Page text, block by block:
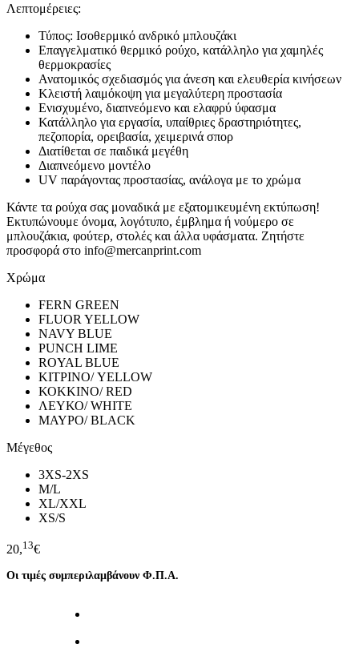
Λεπτομέρειες:
Τύπος: Ισοθερμικό ανδρικό μπλουζάκι
Επαγγελματικό θερμικό ρούχο, κατάλληλο για χαμηλές
θερμοκρασίες
Ανατομικός σχεδιασμός για άνεση και ελευθερία κινήσεων
Κλειστή λαιμόκοψη για μεγαλύτερη προστασία
Ενισχυμένο, διαπνεόμενο και ελαφρύ ύφασμα
Κατάλληλο για εργασία, υπαίθριες δραστηριότητες,
πεζοπορία, ορειβασία, χειμερινά σπορ
Διατίθεται σε παιδικά μεγέθη
Διαπνεόμενο μοντέλο
UV παράγοντας προστασίας, ανάλογα με το χρώμα
Κάντε τα ρούχα σας μοναδικά με εξατομικευμένη εκτύπωση!
Εκτυπώνουμε όνομα, λογότυπο, έμβλημα ή νούμερο σε
μπλουζάκια, φούτερ, στολές και άλλα υφάσματα. Ζητήστε
προσφορά στο info@mercanprint.com
Χρώμα
FERN GREEN
FLUOR YELLOW
NAVY BLUE
PUNCH LIME
ROYAL BLUE
ΚΙΤΡΙΝΟ/ YELLOW
ΚΟΚΚΙΝΟ/ RED
ΛΕΥΚΟ/ WHITE
ΜΑΥΡΟ/ BLACK
Μέγεθος
3XS-2XS
M/L
XL/XXL
XS/S
20,13€
Οι τιμές συμπεριλαμβάνουν Φ.Π.Α.